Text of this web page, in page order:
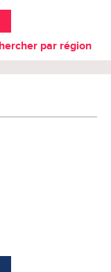
par région